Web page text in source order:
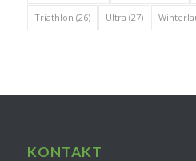
Triathlon (26) Ultra (27)
KONTAKT